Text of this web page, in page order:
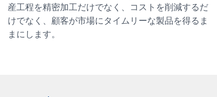
産工程を精密加工だけでなく、コストを削減するだ
けでなく、顧客が市場にタイムリーな製品を得るま
まにします。